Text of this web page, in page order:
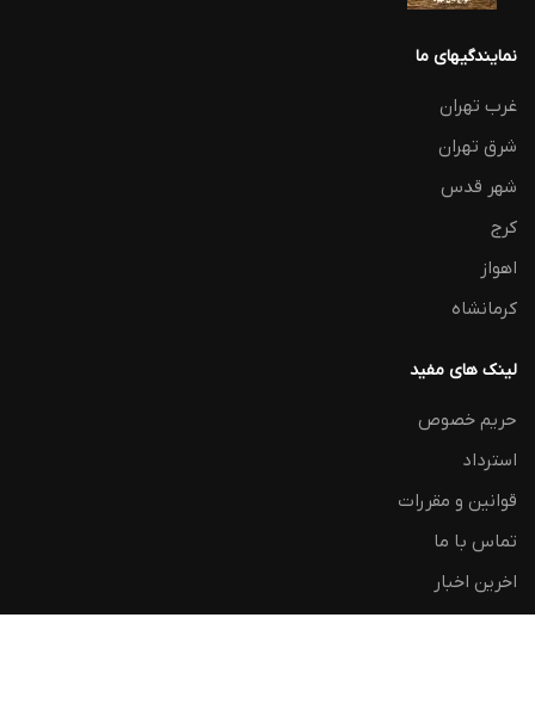
نمایندگیهای ما
غرب تهران
شرق تهران
شهر قدس
کرج
اهواز
کرمانشاه
لینک های مفید
حریم خصوص
استرداد
قوانین و مقررات
تماس با ما
اخرین اخبار
نقشه سایت